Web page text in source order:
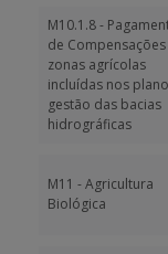
M10.1.8 -
de Compensações
zonas agrícolas
incluídas nos
gestão das bacias
hidrográficas
M11 - Agricultura
Biológica